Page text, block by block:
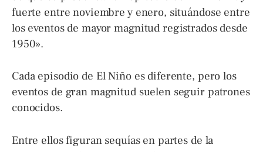
fuerte entre noviembre y enero, situándose entre
los eventos de mayor magnitud registrados desde
1950».
Cada episodio de El Niño es diferente, pero los
eventos de gran magnitud suelen seguir patrones
conocidos.
Entre ellos figuran sequías en partes de la